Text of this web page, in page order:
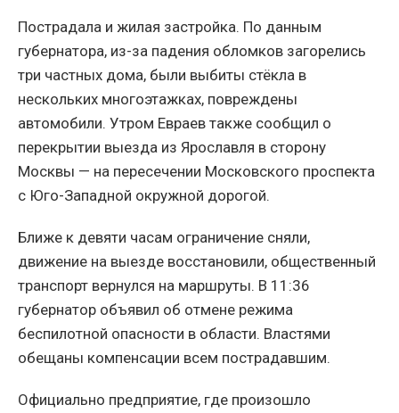
Пострадала и жилая застройка. По данным
губернатора, из-за падения обломков загорелись
три частных дома, были выбиты стёкла в
нескольких многоэтажках, повреждены
автомобили. Утром Евраев также сообщил о
перекрытии выезда из Ярославля в сторону
Москвы — на пересечении Московского проспекта
с Юго-Западной окружной дорогой.
Ближе к девяти часам ограничение сняли,
движение на выезде восстановили, общественный
транспорт вернулся на маршруты. В 11:36
губернатор объявил об отмене режима
беспилотной опасности в области. Властями
обещаны компенсации всем пострадавшим.
Официально предприятие, где произошло